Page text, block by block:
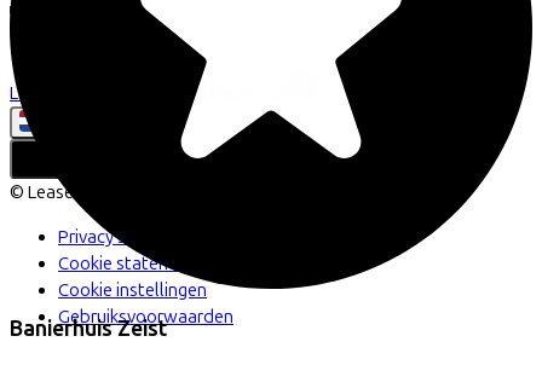
Banierhuis Zeist
LinkedIn
© Lease a Bike. All Rights Reserved.
Privacy statement
Cookie statement
Cookie instellingen
Gebruiksvoorwaarden